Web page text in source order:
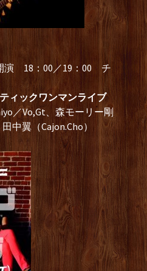
演 18：00／19：00 チ
ィックワンマンライブ
／Vo,Gt、森モーリー剛
中翼（Cajon.Cho）